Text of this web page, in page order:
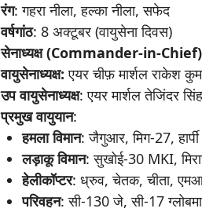
रंग: गहरा नीला, हल्का नीला, सफेद
वर्षगांठ: 8 अक्टूबर (वायुसेना दिवस)
सेनाध्यक्ष (Commander-in-Chief)
वायुसेनाध्यक्ष: एयर चीफ़ मार्शल राकेश
उपवायुसेनाध्यक्ष: एयर मार्शल तेजिंदर सिंह
प्रमुखवायुयान:
हमलाविमान: जैगुआर, मिग-27, हार्पी
लड़ाकू विमान: सुखोई-30 MKI,
हेलीकॉप्टर: ध्रुव, चेतक, चीता,
परिवहन: सी-130 जे, सी-17